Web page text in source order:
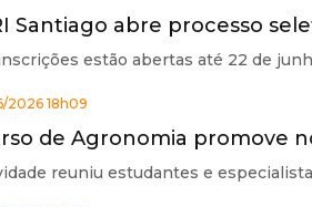
Santiago abre processo
estão abertas até 22 de
2026 18h09
de Agronomia promove
reuniu estudantes e